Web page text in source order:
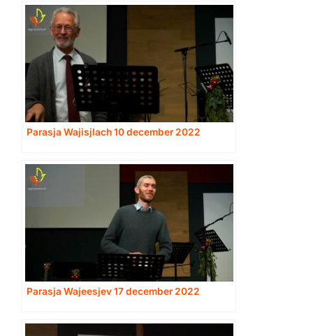
Parasja Wajisjlach 10 december 2022
Parasja Wajeesjev 17 december 2022